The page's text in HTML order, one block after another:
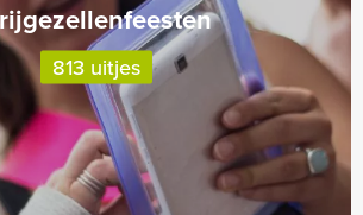
813 uitjes